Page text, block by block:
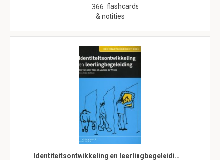
366 flashcards
& notities
Identiteitsontwikkeling en leerlingbegeleidi…